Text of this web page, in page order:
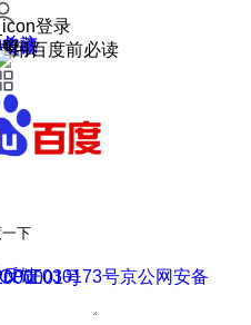
登录
注
藏
心
馈
用百度前必读
下
馈
证030173号
号